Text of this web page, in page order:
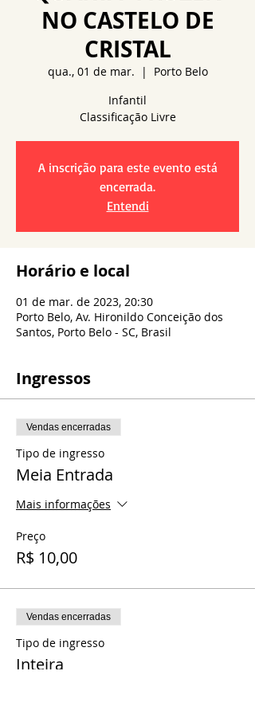
NO CASTELO DE
CRISTAL
qua., 01 de mar.
  |
Porto Belo
Infantil
Classificação Livre
A inscrição para este evento está
encerrada.
Entendi
Horário e local
01 de mar. de 2023, 20:30
Porto Belo, Av. Hironildo Conceição dos
Santos, Porto Belo - SC, Brasil
Ingressos
Vendas encerradas
Tipo de ingresso
Meia Entrada
Mais informações
Preço
R$ 10,00
Vendas encerradas
Tipo de ingresso
Inteira